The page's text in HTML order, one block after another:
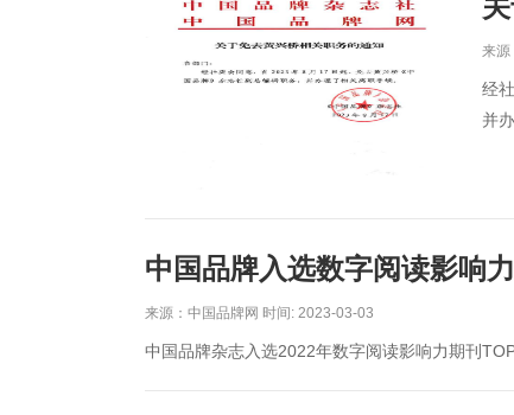
来源
经
并
中国品牌入选数字阅读影响
来源：中国品牌网 时间: 2023-03-03
中国品牌杂志入选2022年数字阅读影响力期刊